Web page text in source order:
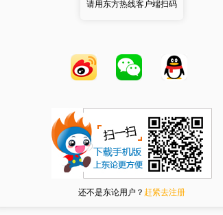
请用东方热线客户端扫码
还不是东论用户？ 赶紧去注册